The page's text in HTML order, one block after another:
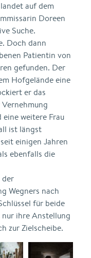
auf dem
Doreen
Suche.
Doch dann
Patientin von
gefunden. Der
Hofgelände eine
er das
weitere Frau
ist längst
einigen Jahren
ebenfalls die
der
Wegners nach
für beide
ihre Anstellung
zur Zielscheibe.